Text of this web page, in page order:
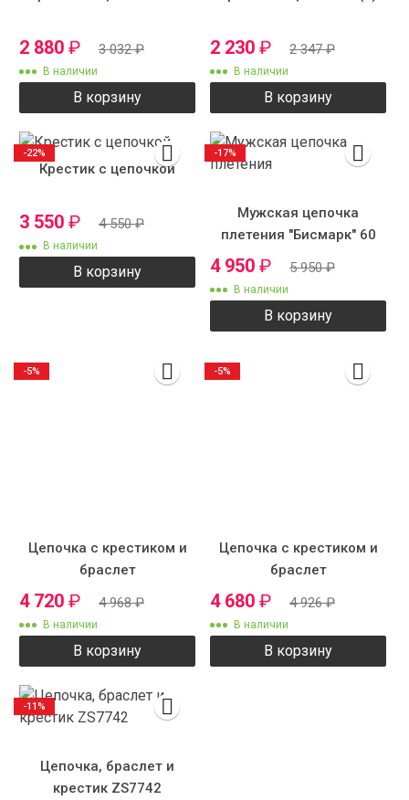
2 880 ₽ 3 032₽
В наличии
В корзину
2 230 ₽ 2 347₽
В наличии
В корзину
Крестик с цепочкой
3 550 ₽ 4 550₽
В наличии
В корзину
-22%
Мужская цепочка
плетения "Бисмарк" 60
4 950 ₽ 5 950₽
В наличии
В корзину
-17%
Цепочка с крестиком и
браслет
4 720 ₽ 4 968₽
В наличии
В корзину
-5%
Цепочка с крестиком и
браслет
4 680 ₽ 4 926₽
В наличии
В корзину
-5%
Цепочка, браслет и
крестик ZS7742
-11%